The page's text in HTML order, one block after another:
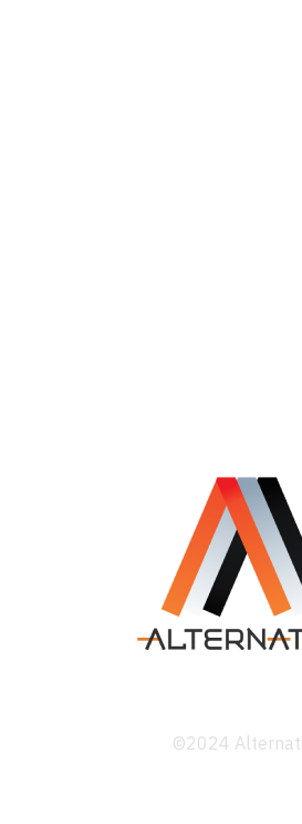
©2024